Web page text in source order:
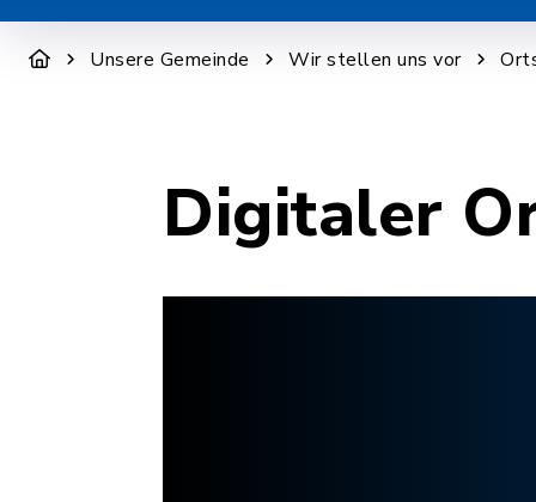
Unsere Gemeinde Wir stellen uns vor
Digitaler